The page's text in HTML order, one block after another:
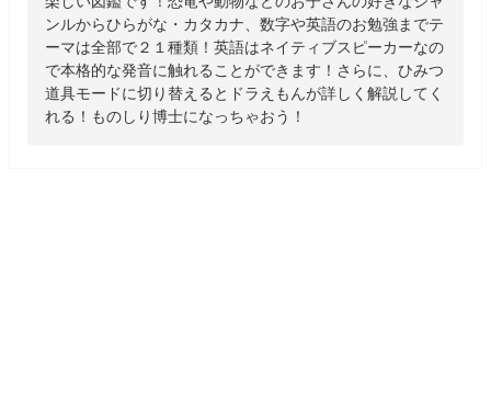
ンルからひらがな・カタカナ、数字や英語のお勉強までテ
ーマは全部で２１種類！英語はネイティブスピーカーなの
で本格的な発音に触れることができます！さらに、ひみつ
道具モードに切り替えるとドラえもんが詳しく解説してく
れる！ものしり博士になっちゃおう！